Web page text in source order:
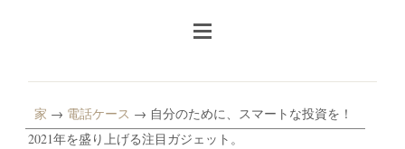
家 → 電話ケース → 自分のために、スマートな投資を！
2021年を盛り上げる注目ガジェット。